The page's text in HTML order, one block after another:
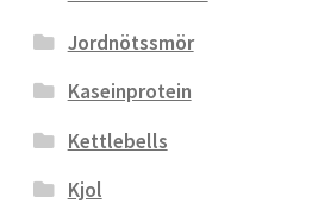
Jordnötssmör
Kaseinprotein
Kettlebells
Kjol